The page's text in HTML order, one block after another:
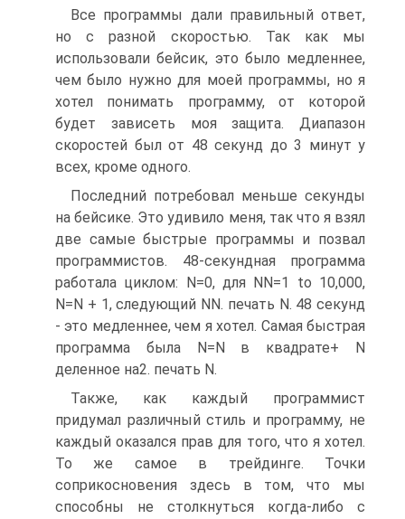
Все программы дали правильный ответ,
но с разной скоростью. Так как мы
использовали бейсик, это было медленнее,
чем было нужно для моей программы, но я
хотел понимать программу, от которой
будет зависеть моя защита. Диапазон
скоростей был от 48 секунд до 3 минут у
всех, кроме одного.
Последний потребовал меньше секунды
на бейсике. Это удивило меня, так что я взял
две самые быстрые программы и позвал
программистов. 48-секундная программа
работала циклом: N=0, для NN=1 to 10,000,
N=N + 1, следующий NN. печать N. 48 секунд
- это медленнее, чем я хотел. Самая быстрая
программа была N=N в квадрате+ N
деленное на2. печать N.
Также, как каждый программист
придумал различный стиль и программу, не
каждый оказался прав для того, что я хотел.
То же самое в трейдинге. Точки
соприкосновения здесь в том, что мы
способны не столкнуться когда-либо с